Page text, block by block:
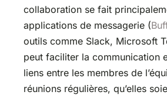
collaboration se fait
applications de messagerie​ (
outils comme Slack, Microsoft
peut faciliter la communication
liens entre les membres de
réunions régulières, qu’elles